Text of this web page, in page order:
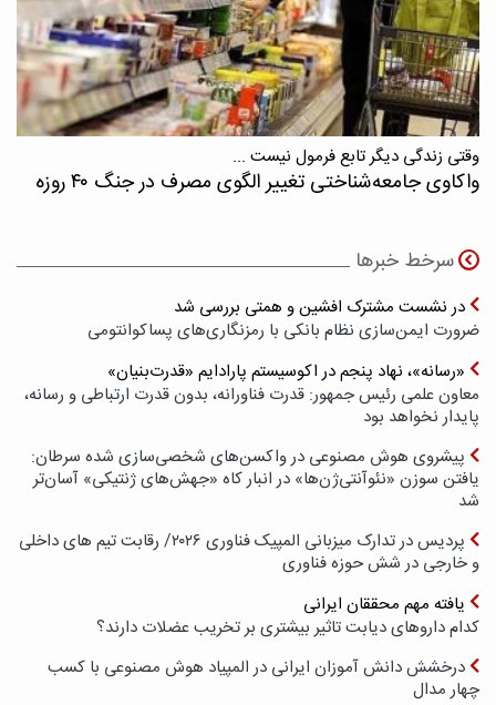
وقتی زندگی دیگر تابع فرمول نیست ...
واکاوی جامعه‌شناختی تغییر الگوی مصرف در جنگ ۴۰ روزه
سرخط خبرها
در نشست مشترک افشین و همتی بررسی شد
ضرورت ایمن‌سازی نظام بانکی با رمزنگاری‌های پسا‌کوانتومی
«رسانه»، نهاد پنجم در اکوسیستم پارادایم «قدرت‌بنیان»
معاون علمی رئیس جمهور: قدرت فناورانه، بدون قدرت ارتباطی و رسانه،
پایدار نخواهد بود
پیشروی هوش مصنوعی در واکسن‌های شخصی‌سازی شده سرطان:
یافتن سوزن «نئوآنتی‌ژن‌ها» در انبار کاه «جهش‌های ژنتیکی» آسان‌تر
شد
پردیس در تدارک میزبانی المپیک فناوری ۲۰۲۶/ رقابت تیم های داخلی
و خارجی در شش حوزه فناوری
یافته مهم محققان ایرانی
کدام داروهای دیابت تاثیر بیشتری بر تخریب عضلات دارند؟
درخشش دانش آموزان ایرانی در المپیاد هوش مصنوعی با کسب
چهار مدال